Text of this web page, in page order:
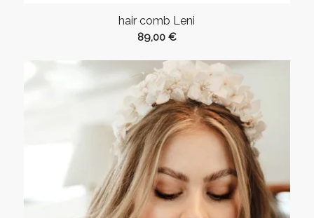
hair comb Leni
89,00 €